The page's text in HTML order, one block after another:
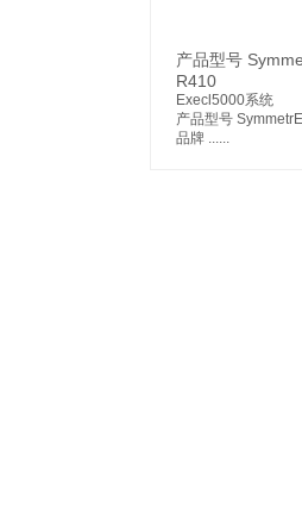
产品型号
R410
Execl5000系统
产品型号
品牌 ......